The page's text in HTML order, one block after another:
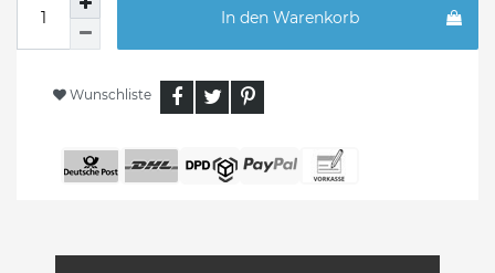
In den Warenkorb
Wunschliste